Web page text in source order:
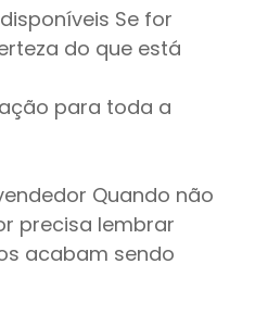
Se for
do que está
para toda a
Quando não
precisa lembrar
acabam sendo